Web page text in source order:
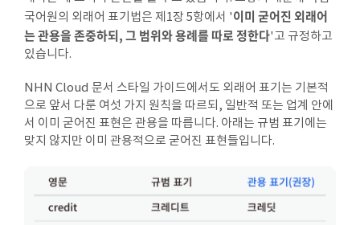
국어원의 외래어 표기법은 제1장 5항에서 '이미 굳어진 외래어
는 관용을 존중하되, 그 범위와 용례를 따로 정한다'고 규정하고
있습니다.
NHN Cloud 문서 스타일 가이드에서도 외래어 표기는 기본적
으로 앞서 다룬 여섯 가지 원칙을 따르되, 일반적 또는 업계 안에
서 이미 굳어진 표현은 관용을 따릅니다. 아래는 규범 표기에는
맞지 않지만 이미 관용적으로 굳어진 표현들입니다.